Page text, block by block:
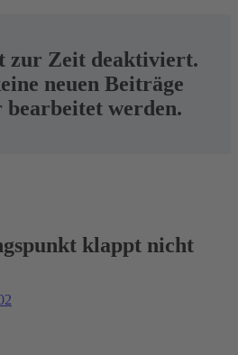
zur Zeit deaktiviert.
neuen Beiträge
bearbeitet werden.
klappt nicht